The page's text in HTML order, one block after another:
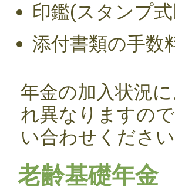
印鑑(スタンプ
添付書類の手数
年金の加入状況
れ異なりますの
い合わせください
老齢基礎年金